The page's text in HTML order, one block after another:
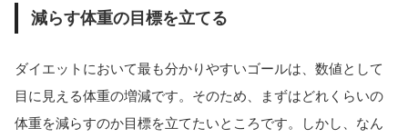
減らす体重の目標を立てる
ダイエットにおいて最も分かりやすいゴールは、数値として
目に見える体重の増減です。そのため、まずはどれくらいの
体重を減らすのか目標を立てたいところです。しかし、なん